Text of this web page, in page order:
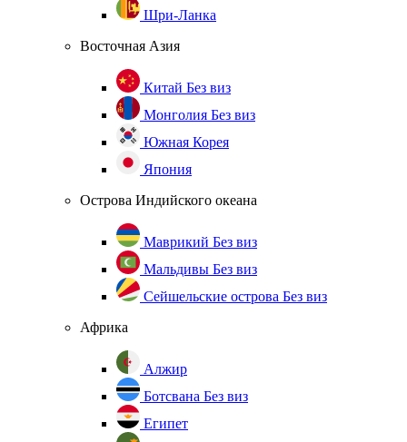
Шри-Ланка
Восточная Азия
Китай Без виз
Монголия Без виз
Южная Корея
Япония
Острова Индийского океана
Маврикий Без виз
Мальдивы Без виз
Сейшельские острова Без виз
Африка
Алжир
Ботсвана Без виз
Египет